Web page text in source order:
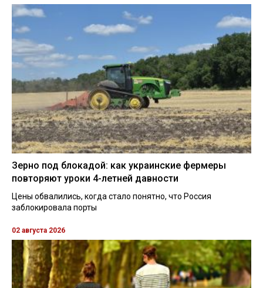
Зерно под блокадой: как украинские фермеры
повторяют уроки 4-летней давности
Цены обвалились, когда стало понятно, что Россия
заблокировала порты
02 августа 2026